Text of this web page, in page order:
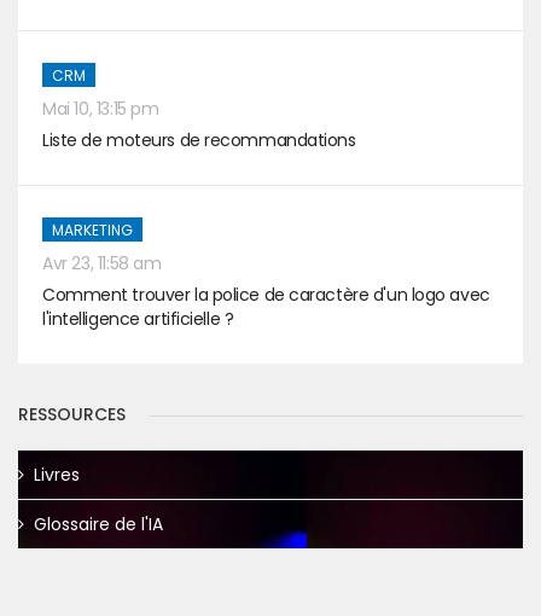
CRM
Mai 10, 13:15 pm
Liste de moteurs de recommandations
MARKETING
Avr 23, 11:58 am
Comment trouver la police de caractère d'un logo avec
l'intelligence artificielle ?
RESSOURCES
Livres
Glossaire de l'IA